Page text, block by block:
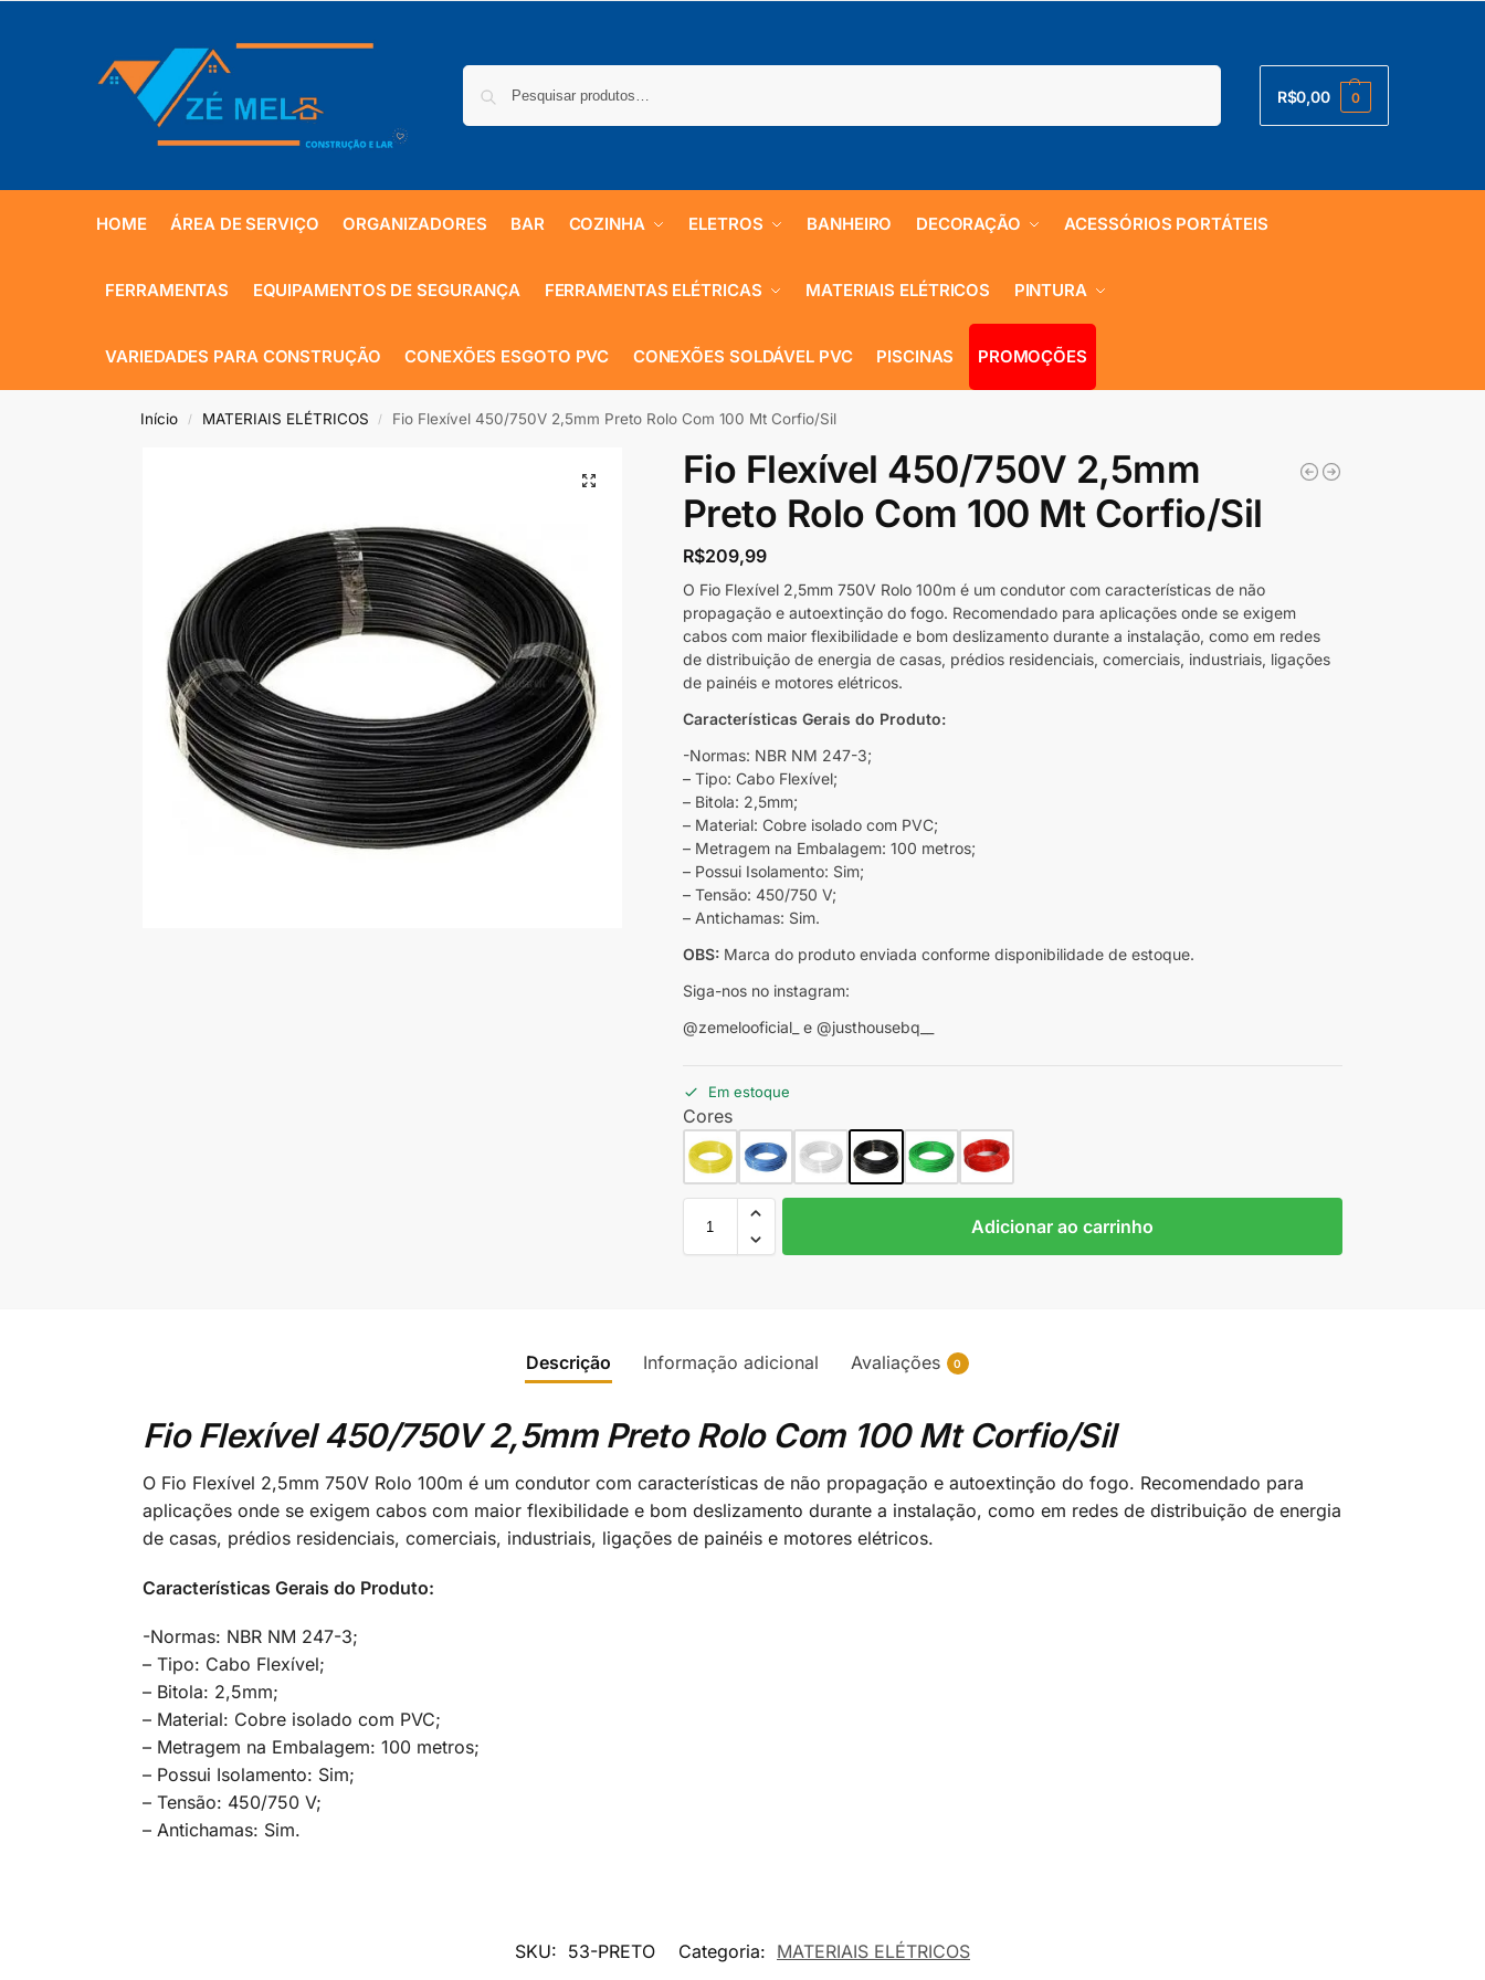
R$0,00 0
HOME ÁREA DE SERVIÇO ORGANIZADORES BAR COZINHA ELETROS BANHEIRO DECORAÇÃO ACESSÓRIOS PORTÁTEIS
FERRAMENTAS EQUIPAMENTOS DE SEGURANÇA FERRAMENTAS ELÉTRICAS MATERIAIS ELÉTRICOS PINTURA
VARIEDADES PARA CONSTRUÇÃO CONEXÕES ESGOTO PVC CONEXÕES SOLDÁVEL PVC PISCINAS PROMOÇÕES
Início / MATERIAIS ELÉTRICOS / Fio Flexível 450/750V 2,5mm Preto Rolo Com 100 Mt Corfio/Sil
Fio Flexível 450/750V 2,5mm
Preto Rolo Com 100 Mt Corfio/Sil
R$209,99
O Fio Flexível 2,5mm 750V Rolo 100m é um condutor com características de não
propagação e autoextinção do fogo. Recomendado para aplicações onde se exigem
cabos com maior flexibilidade e bom deslizamento durante a instalação, como em redes
de distribuição de energia de casas, prédios residenciais, comerciais, industriais, ligações
de painéis e motores elétricos.
Características Gerais do Produto:
-Normas: NBR NM 247-3;
– Tipo: Cabo Flexível;
– Bitola: 2,5mm;
– Material: Cobre isolado com PVC;
– Metragem na Embalagem: 100 metros;
– Possui Isolamento: Sim;
– Tensão: 450/750 V;
– Antichamas: Sim.
OBS:Marca do produto enviada conforme disponibilidade de estoque.
Siga-nos no instagram:
@zemelooficial_ e @justhousebq__
Em estoque
Cores
Adicionar ao carrinho
Descrição Informação adicional Avaliações 0
Fio Flexível 450/750V 2,5mm Preto Rolo Com 100 Mt Corfio/Sil
O Fio Flexível 2,5mm 750V Rolo 100m é um condutor com características de não propagação e autoextinção do fogo. Recomendado para
aplicações onde se exigem cabos com maior flexibilidade e bom deslizamento durante a instalação, como em redes de distribuição de energia
de casas, prédios residenciais, comerciais, industriais, ligações de painéis e motores elétricos.
Características Gerais do Produto:
-Normas: NBR NM 247-3;
– Tipo: Cabo Flexível;
– Bitola: 2,5mm;
– Material: Cobre isolado com PVC;
– Metragem na Embalagem: 100 metros;
– Possui Isolamento: Sim;
– Tensão: 450/750 V;
– Antichamas: Sim.
SKU: 53-PRETO Categoria: MATERIAIS ELÉTRICOS